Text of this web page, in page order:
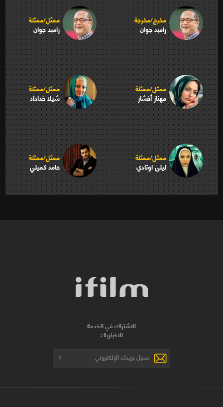
مخرج/مخرجة
رامبد جوان
ممثل/ممثلة
رامبد جوان
ممثل/ممثلة
مهناز أفشار
ممثل/ممثلة
شيلا خداداد
ممثل/ممثلة
ليلى اوتادي
ممثل/ممثلة
حامد كميلي
الاشتراك في الخدمة
الاخبارية :